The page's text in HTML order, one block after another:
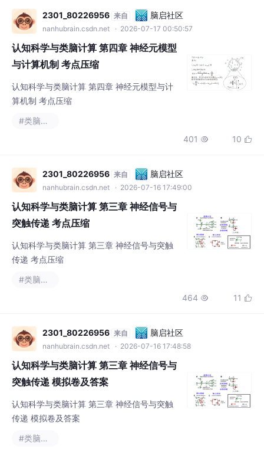
2301_80226956 来自 脑启社区
nanhubrain.csdn.net · 2026-07-17 00:50:57
认知科学与类脑计算 第四章 神经元模型
与计算机制 考点压缩
认知科学与类脑计算 第四章 神经元模型与计
算机制 考点压缩
#类脑计算
401  10 
2301_80226956 来自 脑启社区
nanhubrain.csdn.net · 2026-07-16 17:49:00
认知科学与类脑计算 第三章 神经信号与
突触传递 考点压缩
认知科学与类脑计算 第三章 神经信号与突触
传递 考点压缩
#类脑计算
464  11 
2301_80226956 来自 脑启社区
nanhubrain.csdn.net · 2026-07-16 17:48:58
认知科学与类脑计算 第三章 神经信号与
突触传递 模拟卷及答案
认知科学与类脑计算 第三章 神经信号与突触
传递 模拟卷及答案
#类脑计算